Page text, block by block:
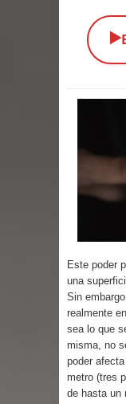
▶️
Este poder
una
Sin
realmente
sea lo que
misma, no
poder
metro (tres
de hasta un